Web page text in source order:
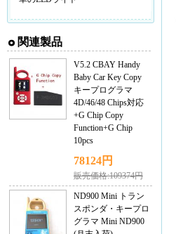
関連製品
V5.2 CBAY Handy
Baby Car Key Copy
キープログラマ
4D/46/48 Chips対応
+G Chip Copy
Function+G Chip
10pcs
78124円
販売価格:109374円
ND900 Mini トラン
スポンダ・キープロ
グラマ Mini ND900